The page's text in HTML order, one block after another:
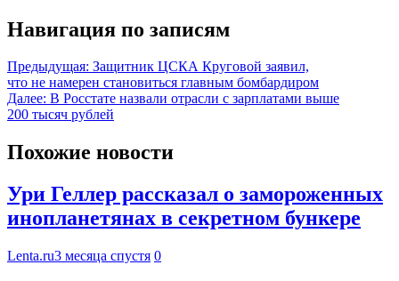
Навигация по записям
Предыдущая: Защитник ЦСКА Круговой заявил,
что не намерен становиться главным бомбардиром
Далее: В Росстате назвали отрасли с зарплатами выше
200 тысяч рублей
Похожие новости
Ури Геллер рассказал о замороженных
инопланетянах в секретном бункере
Lenta.ru3 месяца спустя 0